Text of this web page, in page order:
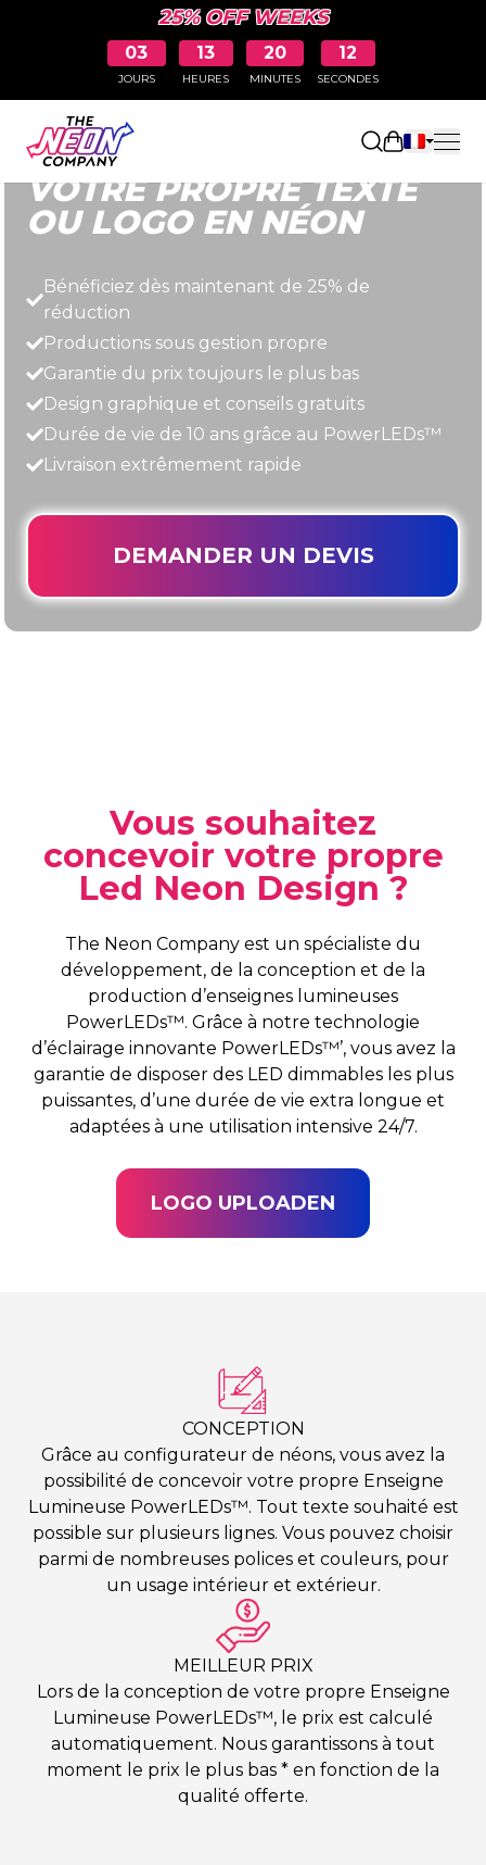
25% OFF WEEKS
03
JOURS
13
HEURES
20
MINUTES
11
SECONDES
Ouvrir le
Rapide, simple et abordable.
VOTRE PROPRE TEXTE
OU LOGO EN NÉON
Bénéficiez dès maintenant de 25% de
réduction
Productions sous gestion propre
Garantie du prix toujours le plus bas
Design graphique et conseils gratuits
Durée de vie de 10 ans grâce au PowerLEDs™
Livraison extrêmement rapide
DEMANDER UN DEVIS
Vous souhaitez
concevoir votre propre
Led Neon Design ?
The Neon Company est un spécialiste du
développement, de la conception et de la
production d’enseignes lumineuses
PowerLEDs™. Grâce à notre technologie
d’éclairage innovante PowerLEDs™’, vous avez la
garantie de disposer des LED dimmables les plus
puissantes, d’une durée de vie extra longue et
adaptées à une utilisation intensive 24/7.
LOGO UPLOADEN
CONCEPTION
Grâce au configurateur de néons, vous avez la
possibilité de concevoir votre propre Enseigne
Lumineuse PowerLEDs™. Tout texte souhaité est
possible sur plusieurs lignes. Vous pouvez choisir
parmi de nombreuses polices et couleurs, pour
un usage intérieur et extérieur.
MEILLEUR PRIX
Lors de la conception de votre propre Enseigne
Lumineuse PowerLEDs™, le prix est calculé
automatiquement. Nous garantissons à tout
moment le prix le plus bas * en fonction de la
qualité offerte.